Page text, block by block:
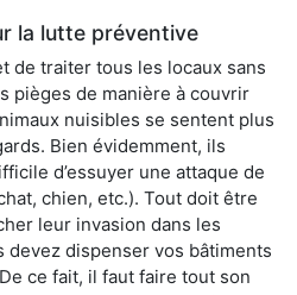
la lutte préventive
de traiter tous les locaux sans
pièges de manière à couvrir
nuisibles se sentent plus
Bien évidemment, ils
d’essuyer une attaque de
chien, etc.). Tout doit être
leur invasion dans les
devez dispenser vos bâtiments
ce fait, il faut faire tout son